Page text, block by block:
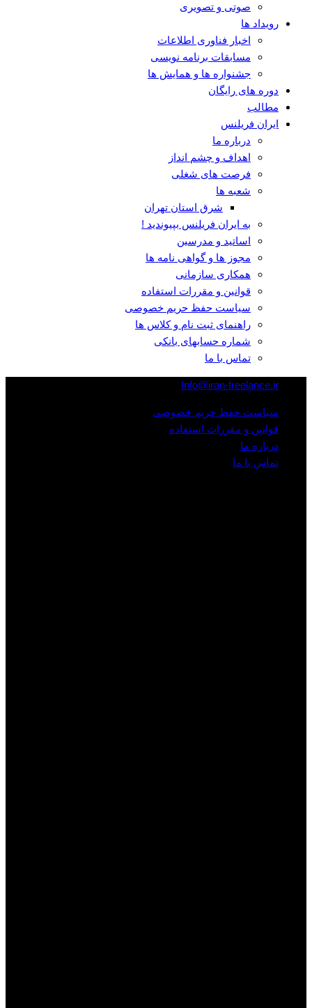
صوتی و تصویری
رویداد ها
اخبار فناوری اطلاعات
مسابقات برنامه نویسی
جشنواره ها و همایش ها
دوره های رایگان
مطالب
ایران فریلنس
درباره ما
اهداف و چشم انداز
فرصت های شغلی
شعبه ها
شرق استان تهران
به ایران فریلنس بپیوندید !
اساتید و مدرسین
مجوز ها و گواهی نامه ها
همکاری سازمانی
قوانین و مقررات استفاده
سیاست حفظ حریم خصوصی
راهنمای ثبت نام و کلاس ها
شماره حسابهای بانکی
تماس با ما
Info@iran-freelance.ir
سیاست حفظ حریم خصوصی
قوانین و مقررات استفاده
درباره ما
تماس با ما